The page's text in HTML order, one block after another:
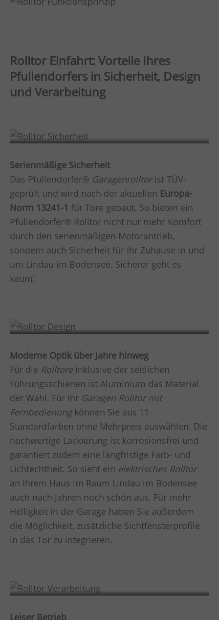
Rolltor Einfahrt: Vorteile Ihres
Pfullendorfers in Sicherheit, Design
und Verarbeitung
Serienmäßige Sicherheit
Das Pfullendorfer® Garagenrolltorist TÜV-
geprüft und wird nach der aktuellen Europa-
Norm 13241-1 für Tore gebaut. So bieten ein
Pfullendorfer® Rolltor nicht nur mehr Komfort
durch den serienmäßigen Motorantrieb,
sondern auch Sicherheit für Ihr Zuhause in und
um Lindau im Bodensee. Sicherer geht es
kaum!
Moderne Optik über Jahre hinweg
Für die Rolltore inklusive der seitlichen
Führungsschienen ist Aluminium das Material
der Wahl. Für Ihr Garagen Rolltor mit
Fernbedienungkönnen Sie aus 11
Standardfarben ohne Mehrpreis auswählen. Die
hochwertige Lackierung ist korrosionsfrei und
garantiert zudem eine langfristige Farb- und
Lichtechtheit. So sieht ein elektrisches Rolltor
an Ihrem Haus im Raum Lindau im Bodensee
auch nach Jahren noch schön aus. Für mehr
Helligkeit in der Garage haben Sie außerdem
die Möglichkeit, zusätzliche Sichtfensterprofile
in das Tor zu integrieren.
Leiser Betrieb